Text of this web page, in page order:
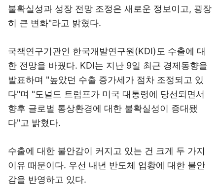
불확실성과 성장 전망 조정은 새로운 정보이고, 굉장
히 큰 변화"라고 밝혔다.
국책연구기관인 한국개발연구원(KDI)도 수출에 대
한 전망을 바꿨다. KDI는 지난 9일 최근 경제동향을
발표하며 "높았던 수출 증가세가 점차 조정되고 있
다"며 "도널드 트럼프가 미국 대통령에 당선되면서
향후 글로벌 통상환경에 대한 불확실성이 증대됐
다"고 밝혔다.
수출에 대한 불안감이 커지고 있는 건 크게 두 가지
이유 때문이다. 우선 내년 반도체 업황에 대한 불안
감을 반영하고 있다.